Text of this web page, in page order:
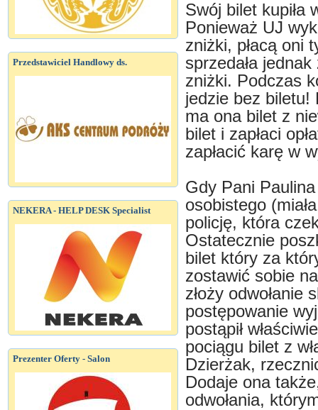
Przedstawiciel Handlowy ds.
NEKERA - HELP DESK Specialist
Prezenter Oferty - Salon
Swój bilet kupiła
Ponieważ UJ
zniżki, płacą oni
sprzedała
zniżki. Podczas
jedzie bez biletu!
ma ona bilet z
bilet i zapłaci
zapłacić karę w
Gdy Pani
osobistego
policję, która
Ostatecznie
bilet który za
zostawić sobie
złoży
postępowanie
postąpił
pociągu bilet z
Dzierżak,
Dodaje ona
odwołania,